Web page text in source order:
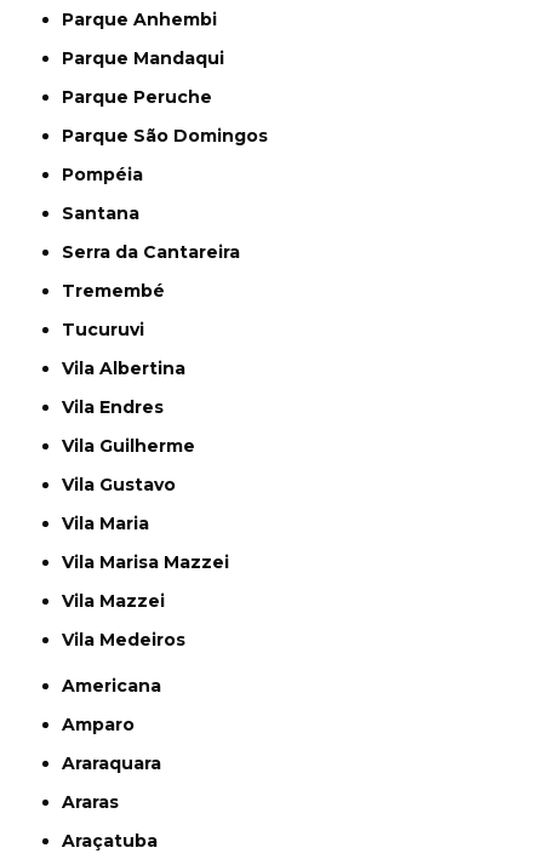
Parque Anhembi
Parque Mandaqui
Parque Peruche
Parque São Domingos
Pompéia
Santana
Serra da Cantareira
Tremembé
Tucuruvi
Vila Albertina
Vila Endres
Vila Guilherme
Vila Gustavo
Vila Maria
Vila Marisa Mazzei
Vila Mazzei
Vila Medeiros
Americana
Amparo
Araraquara
Araras
Araçatuba